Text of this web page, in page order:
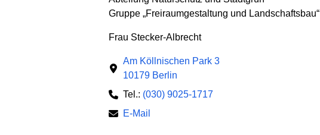
Gruppe „Freiraumgestaltung und Landschaftsbau“
Frau Stecker-Albrecht
Am Köllnischen Park 3
10179 Berlin
Tel.: (030) 9025-1717
E-Mail